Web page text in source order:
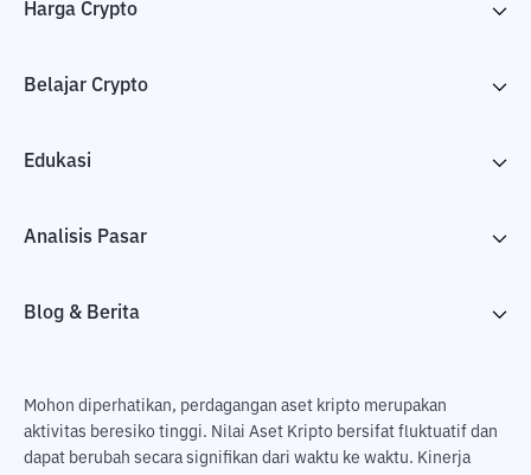
Harga Crypto
Belajar Crypto
Edukasi
Analisis Pasar
Blog & Berita
Mohon diperhatikan, perdagangan aset kripto merupakan
aktivitas beresiko tinggi. Nilai Aset Kripto bersifat fluktuatif dan
dapat berubah secara signifikan dari waktu ke waktu. Kinerja